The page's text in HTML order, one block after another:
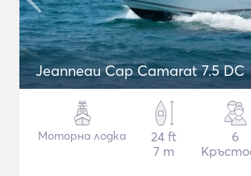
Jeanneau Cap Camarat 7.5 DC
Моторна лодка
24 ft
7 m
6